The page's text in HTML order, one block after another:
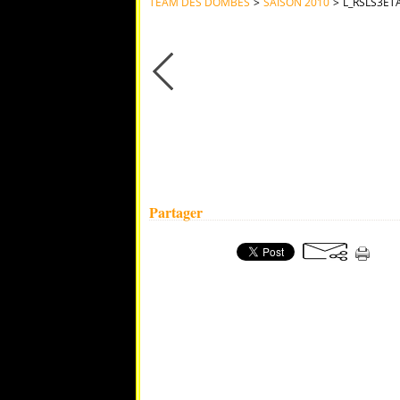
Partager